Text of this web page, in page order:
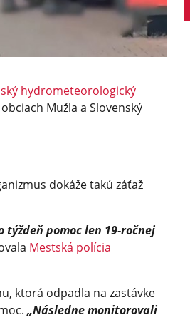
hydrometeorologický
Mužla a Slovenský
dokáže takú záťaž
pomoc len 19-ročnej
Mestská polícia
ktorá odpadla na zastávke
„Následne monitorovali